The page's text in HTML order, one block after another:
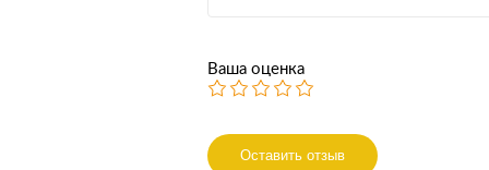
Ваша оценка
Оставить отзыв